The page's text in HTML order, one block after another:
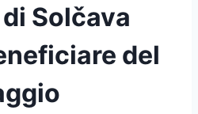
Solčava
del